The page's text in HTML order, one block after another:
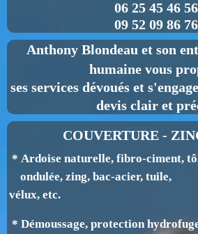
06 25 45 46 56
09 52 09 86 76
Anthony Blondeau et son
humaine vous
ses services dévoués et
devis clair et
COUVERTURE -
* Ardoise naturelle, fibro-ciment,
ondulée, zing, bac-acier,
vélux, etc.
* Démoussage, protection